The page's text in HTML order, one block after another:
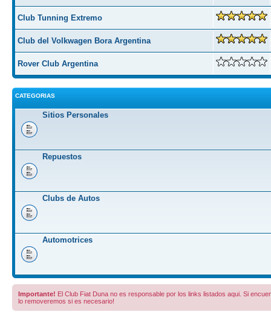
Club Tunning Extremo
Club del Volkwagen Bora Argentina
Rover Club Argentina
CATEGORIAS
Sitios Personales
Repuestos
Clubs de Autos
Automotrices
Importante! El Club Fiat Duna no es responsable por los links listados aqui. Si
lo removeremos si es necesario!